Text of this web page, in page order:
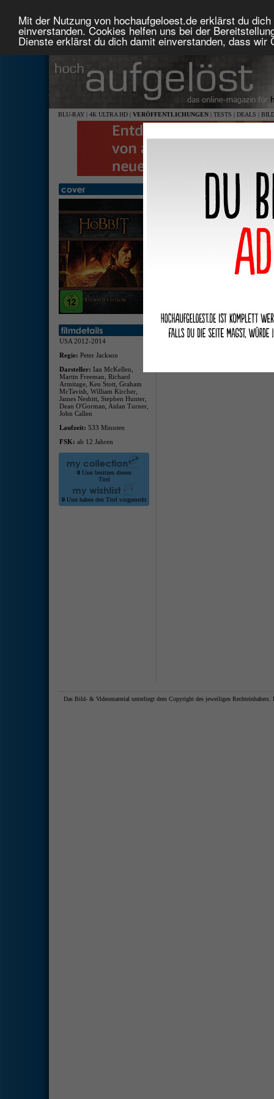
Mit der Nutzung von hochaufgeloest.de erklärst du
einverstanden. Cookies helfen uns bei der
Dienste erklärst du dich damit einverstanden, dass
BLU-RAY | 4K ULTRA HD | VERÖFFENTLICHUNGEN | TESTS | DEALS |
USA 2012-2014
Regie: Peter Jackson
Darsteller: Ian McKellen,
Martin Freeman, Richard
Armitage, Ken Stott, Graham
McTavish, William Kircher,
James Nesbitt, Stephen Hunter,
Dean O'Gorman, Aidan Turner,
John Callen
Laufzeit: 533 Minuten
FSK: ab 12 Jahren
0User besitzen diesen
Titel
0User haben den Titel vorgemerkt
Der Hobbit - Die Spielfilm-
Das Bild- & Videomaterial unterliegt dem Copyright des jeweiligen